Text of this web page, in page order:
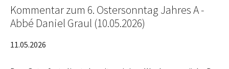
Kommentar zum 6. Ostersonntag Jahres A -
Abbé Daniel Graul (10.05.2026)
11.05.2026